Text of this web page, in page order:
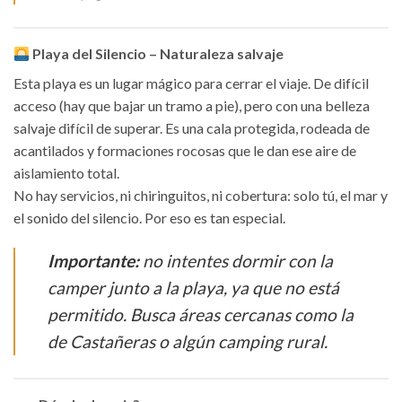
Playa del Silencio – Naturaleza salvaje
Esta playa es un lugar mágico para cerrar el viaje. De difícil
acceso (hay que bajar un tramo a pie), pero con una belleza
salvaje difícil de superar. Es una cala protegida, rodeada de
acantilados y formaciones rocosas que le dan ese aire de
aislamiento total.
No hay servicios, ni chiringuitos, ni cobertura: solo tú, el mar y
el sonido del silencio. Por eso es tan especial.
Importante:no intentes dormir con la
camper junto a la playa, ya que no está
permitido. Busca áreas cercanas como la
de Castañeras o algún camping rural.